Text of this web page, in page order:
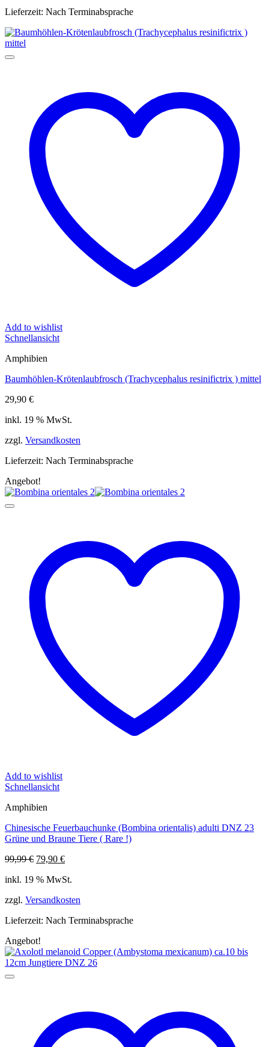
Lieferzeit: Nach Terminabsprache
Add to wishlist
Schnellansicht
Amphibien
Baumhöhlen-Krötenlaubfrosch (Trachycephalus resinifictrix ) mittel
29,90 €
inkl. 19 % MwSt.
zzgl. Versandkosten
Lieferzeit: Nach Terminabsprache
Angebot!
Add to wishlist
Schnellansicht
Amphibien
Chinesische Feuerbauchunke (Bombina orientalis) adulti DNZ 23
Grüne und Braune Tiere ( Rare !)
99,99€ Ursprünglicher
war:
79,90 €Aktueller
ist:
inkl. 19 % MwSt.
zzgl. Versandkosten
Lieferzeit: Nach Terminabsprache
Angebot!